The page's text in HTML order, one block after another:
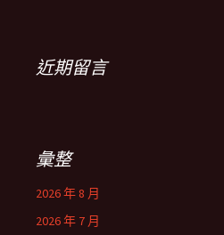
近期留言
彙整
2026 年 8 月
2026 年 7 月